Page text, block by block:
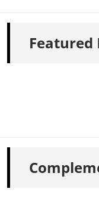
Featured